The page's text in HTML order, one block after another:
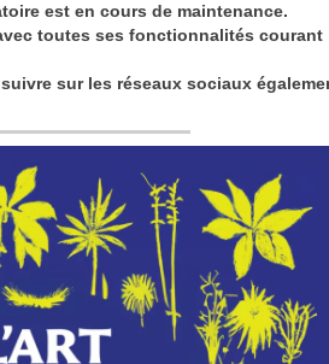
est en cours de maintenance.
toutes ses fonctionnalités courant
sur les réseaux sociaux